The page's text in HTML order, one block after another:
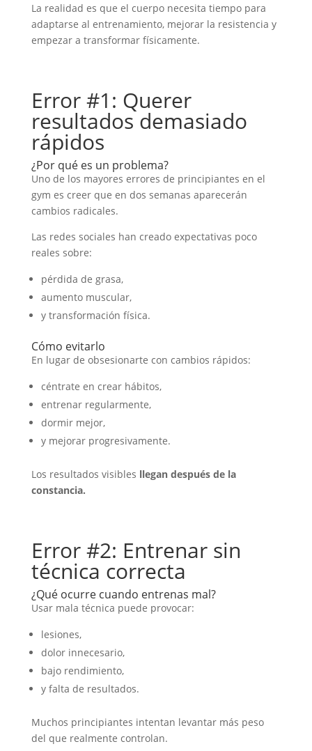
La realidad es que el cuerpo necesita tiempo para
adaptarse al entrenamiento, mejorar la resistencia y
empezar a transformar físicamente.
Error #1: Querer
resultados demasiado
rápidos
¿Por qué es un problema?
Uno de los mayores errores de principiantes en el
gym es creer que en dos semanas aparecerán
cambios radicales.
Las redes sociales han creado expectativas poco
reales sobre:
pérdida de grasa,
aumento muscular,
y transformación física.
Cómo evitarlo
En lugar de obsesionarte con cambios rápidos:
céntrate en crear hábitos,
entrenar regularmente,
dormir mejor,
y mejorar progresivamente.
Los resultados visibles llegan después de la
constancia.
Error #2: Entrenar sin
técnica correcta
¿Qué ocurre cuando entrenas mal?
Usar mala técnica puede provocar:
lesiones,
dolor innecesario,
bajo rendimiento,
y falta de resultados.
Muchos principiantes intentan levantar más peso
del que realmente controlan.